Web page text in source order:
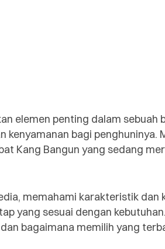
elemen penting dalam sebuah
kenyamanan bagi penghuninya.
Kang Bangun yang sedang
memahami karakteristik dan
yang sesuai dengan
bagaimana memilih yang